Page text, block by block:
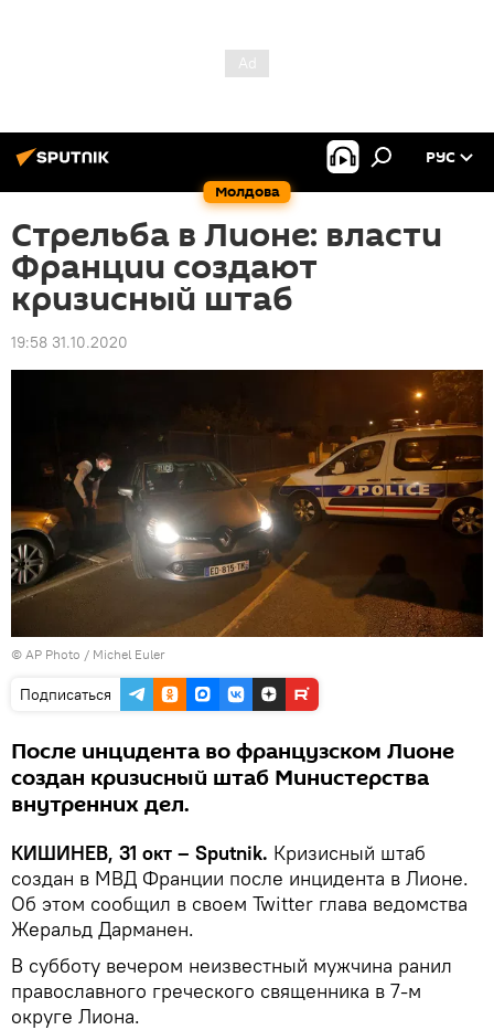
Молдова
РУС
Стрельба в Лионе: власти
Франции создают
кризисный штаб
19:58 31.10.2020
© AP Photo / Michel Euler
Подписаться
После инцидента во французском Лионе
создан кризисный штаб Министерства
внутренних дел.
КИШИНЕВ, 31 окт – Sputnik. Кризисный штаб
создан в МВД Франции после инцидента в Лионе.
Об этом сообщил в своем Twitter глава ведомства
Жеральд Дарманен.
В субботу вечером неизвестный мужчина ранил
православного греческого священника в 7-м
округе Лиона.